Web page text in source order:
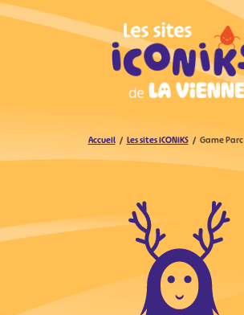
Accueil Les sites iCONiKS Game Parc